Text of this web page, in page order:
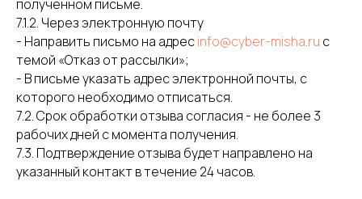
полученном письме.
7.1.2. Через электронную почту
- Направить письмо на адресinfo@cyber-misha.ru с
темой «Отказ от рассылки»;
- В письме указать адрес электронной почты, с
которого необходимо отписаться.
7.2. Срок обработки отзыва согласия - не более 3
рабочих дней с момента получения.
7.3. Подтверждение отзыва будет направлено на
указанный контакт в течение 24 часов.